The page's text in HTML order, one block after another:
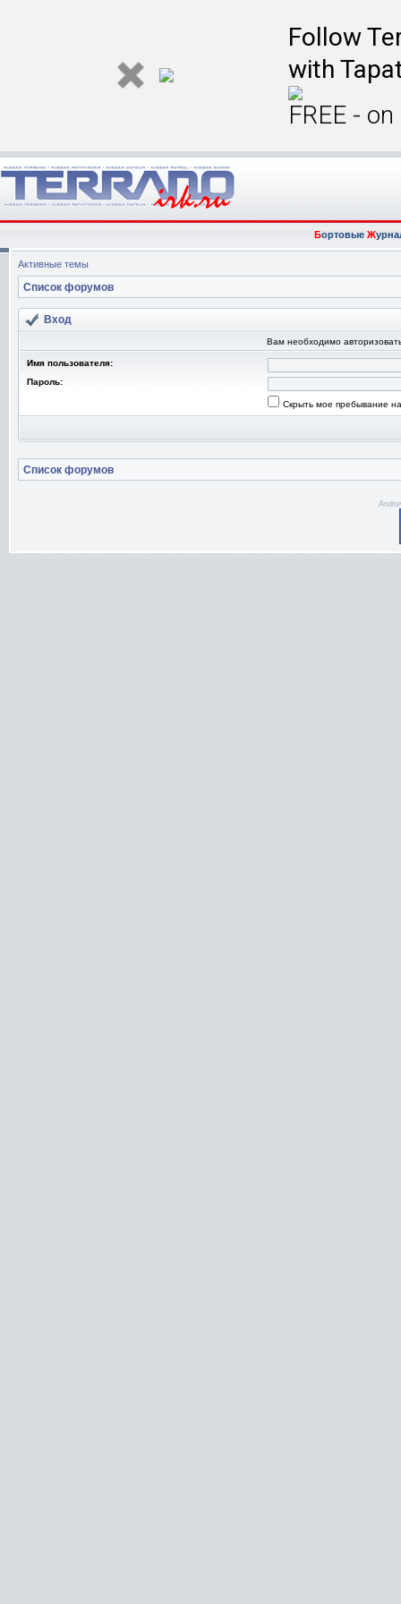
Follow
with
FREE -
БортовыеЖ
Активные темы
Список форумов
Вход
Вам необходимо
Имя пользователя:
Пароль:
Скрыть мое пребывание
Список форумов